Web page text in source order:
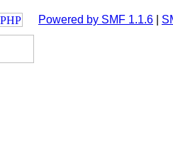
Powered by SMF 1.1.6